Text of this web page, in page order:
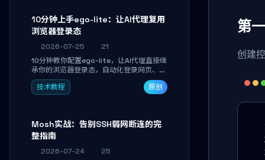
10分钟上手ego-lite：让AI代理复用
浏览器登录态
2026-07-25
21
10分钟教你配置ego-lite，让AI代理直接继
承你的浏览器登录态，自动化登录网页、抓
取数据，无需分享密码，多任务并行不干扰
日常使用。
技术教程 原创
Mosh实战：告别SSH弱网断连的完
整指南
2026-07-24
25
第
创建